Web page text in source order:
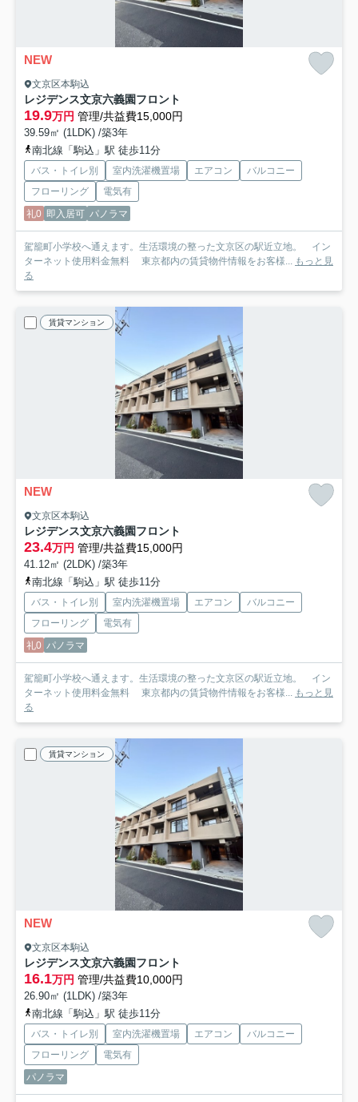
NEW
文京区本駒込
レジデンス文京六義園フロント
19.9万円 管理/共益費15,000円
39.59㎡ (1LDK) /築3年
南北線「駒込」駅 徒歩11分
バス・トイレ別 室内洗濯機置場 エアコン
バルコニー
フローリング
電気有
礼0 即入居可 パノラマ
駕籠町小学校へ通えます。生活環境の整った文京区の駅近立地。 イン
ターネット使用料金無料 東京都内の賃貸物件情報をお客様... もっと見
る
賃貸マンション
NEW
文京区本駒込
レジデンス文京六義園フロント
23.4万円 管理/共益費15,000円
41.12㎡ (2LDK) /築3年
南北線「駒込」駅 徒歩11分
バス・トイレ別 室内洗濯機置場 エアコン
バルコニー
フローリング
電気有
礼0 パノラマ
駕籠町小学校へ通えます。生活環境の整った文京区の駅近立地。 イン
ターネット使用料金無料 東京都内の賃貸物件情報をお客様... もっと見
る
賃貸マンション
NEW
文京区本駒込
レジデンス文京六義園フロント
16.1万円 管理/共益費10,000円
26.90㎡ (1LDK) /築3年
南北線「駒込」駅 徒歩11分
バス・トイレ別 室内洗濯機置場 エアコン
バルコニー
フローリング
電気有
パノラマ